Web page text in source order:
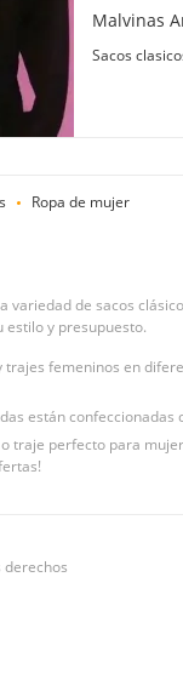
Malvinas
Sacos
Ropa de mujer
variedad de sacos
estilo y presupuesto.
trajes femeninos en
están
traje perfecto para